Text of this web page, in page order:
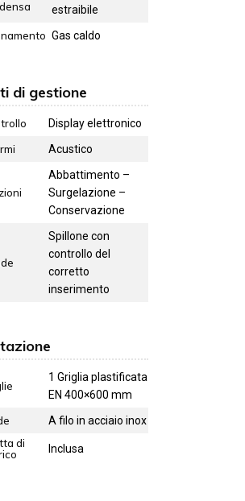
estraibile
Gas caldo
di gestione
Display elettronico
Acustico
Abbattimento –
Surgelazione –
Conservazione
Spillone con
controllo del
corretto
inserimento
1 Griglia plastificata
EN 400×600 mm
A filo in acciaio inox
di
Inclusa